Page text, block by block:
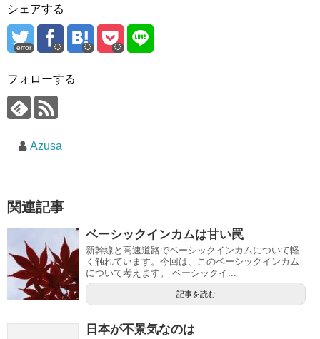
シェアする
error
フォローする
Azusa
関連記事
ベーシックインカムは甘い罠
新幹線と高速道路でベーシックインカムについて軽
く触れています。今回は、このベーシックインカム
について考えます。 ベーシックイ...
記事を読む
日本が不景気なのは